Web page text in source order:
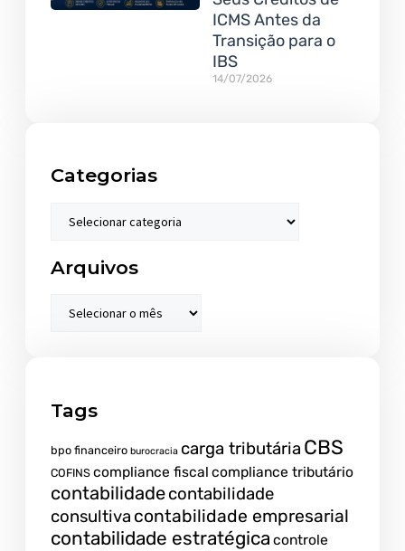
ICMS Antes da
Transição para o
IBS
14/07/2026
Categorias
Arquivos
Tags
bpo financeiro burocracia carga tributária CBS
COFINS compliance fiscal compliance tributário
contabilidadecontabilidade
consultiva contabilidade empresarial
contabilidade estratégica controle